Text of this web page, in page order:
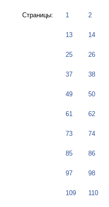
Страницы: 1 2
13 14
25 26
37 38
49 50
61 62
73 74
85 86
97 98
109 110